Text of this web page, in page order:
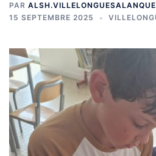
PAR ALSH.VILLELONGUESALANQUE
15 SEPTEMBRE 2025